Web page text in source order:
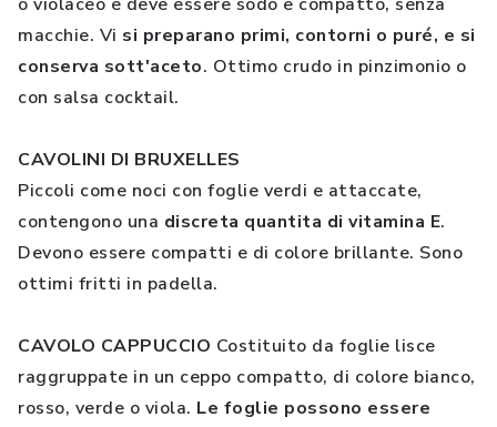
macchie. Vi si preparano primi, contorni o puré, e si
conserva sott'aceto. Ottimo crudo in pinzimonio o
con salsa cocktail.
CAVOLINI DI BRUXELLES
Piccoli come noci con foglie verdi e attaccate,
contengono una discreta quantita di vitamina E.
Devono essere compatti e di colore brillante. Sono
ottimi fritti in padella.
CAVOLO CAPPUCCIO Costituito da foglie lisce
raggruppate in un ceppo compatto, di colore bianco,
rosso, verde o viola. Le foglie possono essere